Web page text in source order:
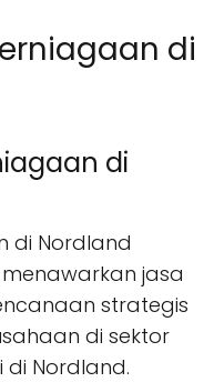
di
di
di Nordland
jasa
strategis
di sektor
Nordland.